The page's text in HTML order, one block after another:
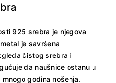
925 srebra je njegova
je savršena
čistog srebra i
da naušnice ostanu u
godina nošenja.